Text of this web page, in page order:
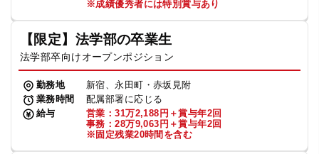
※成績優秀者には特別賞与あり
【限定】法学部の卒業生
法学部卒向けオープンポジション
勤務地
新宿、永田町・赤坂見附
業務時間
配属部署に応じる
給与
営業：31万2,188円＋賞与年2回
事務：28万9,063円＋賞与年2回
※固定残業20時間を含む